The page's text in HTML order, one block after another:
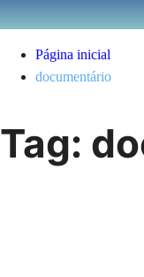
Página inicial
documentário
Tag: